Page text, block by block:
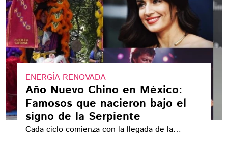
ENERGÍA RENOVADA
Año Nuevo Chino en México:
Famosos que nacieron bajo el
signo de la Serpiente
Cada ciclo comienza con la llegada de la
primera Luna Nueva del año